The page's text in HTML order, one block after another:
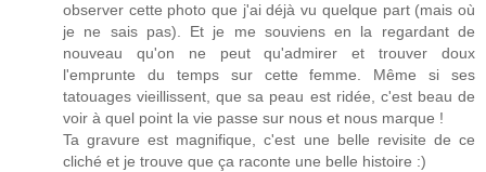
observer cette photo que j'ai déjà vu quelque part (mais où
je ne sais pas). Et je me souviens en la regardant de
nouveau qu'on ne peut qu'admirer et trouver doux
l'emprunte du temps sur cette femme. Même si ses
tatouages vieillissent, que sa peau est ridée, c'est beau de
voir à quel point la vie passe sur nous et nous marque !
Ta gravure est magnifique, c'est une belle revisite de ce
cliché et je trouve que ça raconte une belle histoire :)